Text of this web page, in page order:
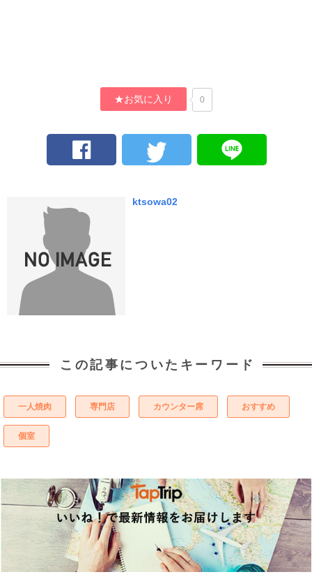
★お気に入り 0
ktsowa02
この記事についたキーワード
一人焼肉 専門店 カウンター席 おすすめ
個室